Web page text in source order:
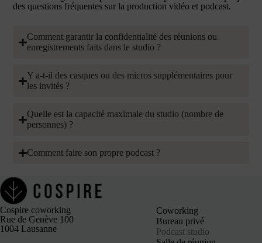
des questions fréquentes sur la production vidéo et podcast.
Comment garantir la confidentialité des réunions ou
enregistrements faits dans le studio ?
Y a-t-il des casques ou des micros supplémentaires pour
les invités ?
Quelle est la capacité maximale du studio (nombre de
personnes) ?
Comment faire son propre podcast ?
Cospire coworking
Rue de Genève 100
1004 Lausanne
Coworking
Bureau privé
Podcast studio